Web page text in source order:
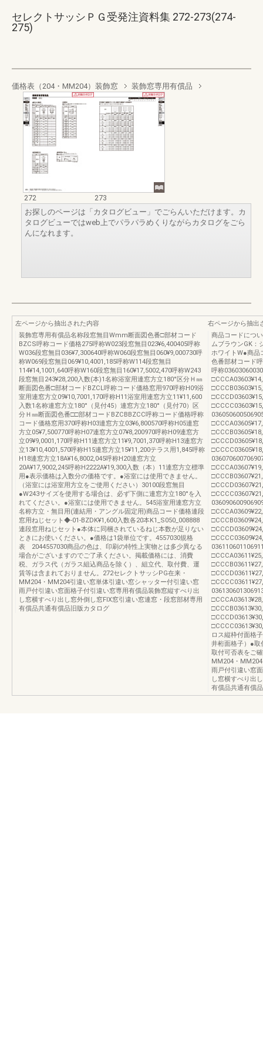
セレクトサッシＰＧ受発注資料集 272-273(274-
275)
価格表（204・MM204）装飾窓 装飾窓専用有償品
272
273
お探しのページは「カタログビュー」でごらんいただけます。カ
タログビューではweb上でパラパラめくりながらカタログをごら
んになれます。
左ページから抽出された内容
装飾窓専用有償品名称段窓無目Wmm断面図色番□部材コード
BZCS呼称コード価格275呼称W023段窓無目023¥6,400405呼称
W036段窓無目036¥7,300640呼称W060段窓無目060¥9,000730呼
称W069段窓無目069¥10,4001,185呼称W114段窓無目
114¥14,1001,640呼称W160段窓無目160¥17,5002,470呼称W243
段窓無目243¥28,200入数(本)1名称浴室用連窓方立180°区分Ｈ㎜
断面図色番□部材コードBZCL呼称コード価格窓用970呼称H09浴
室用連窓方立09¥10,7001,170呼称H11浴室用連窓方立11¥11,600
入数1名称連窓方立180°（見付45）連窓方立180°（見付70）区
分Ｈ㎜断面図色番□□部材コードBZCBBZCC呼称コード価格呼称
コード価格窓用370呼称H03連窓方立03¥6,800570呼称H05連窓
方立05¥7,500770呼称H07連窓方立07¥8,200970呼称H09連窓方
立09¥9,0001,170呼称H11連窓方立11¥9,7001,370呼称H13連窓方
立13¥10,4001,570呼称H15連窓方立15¥11,200テラス用1,845呼称
H18連窓方立18A¥16,8002,045呼称H20連窓方立
20A¥17,9002,245呼称H2222A¥19,300入数（本）11連窓方立標準
用●表示価格は入数分の価格です。●浴室には使用できません。
（浴室には浴室用方立をご使用ください）30100段窓無目
●W243サイズを使用する場合は、必ず下側に連窓方立180°を入
れてください。●浴室には使用できません。545浴室用連窓方立
名称方立・無目用(連結用・アングル固定用)商品コード価格連段
窓用ねじセット◆-01-BZDK¥1,600入数各20本K1_S050_008888
連段窓用ねじセット●本体に同梱されているねじ本数が足りない
ときにお使いください。●価格は1袋単位です。4557030規格
表 2044557030商品の色は、印刷の特性上実物とは多少異なる
場合がございますのでご了承ください。掲載価格には、消費
税、ガラス代（ガラス組込商品を除く）、組立代、取付費、運
賃等は含まれておりません。272セレクトサッシPG在来・
MM204・MM204引違い窓単体引違い窓シャッター付引違い窓
雨戸付引違い窓面格子付引違い窓専用有償品装飾窓縦すべり出
し窓横すべり出し窓外倒し窓FIX窓引違い窓連窓・段窓部材専用
有償品共通有償品旧版カタログ
右ページから抽出
商品コードにつ
ムブラウンGK：
ホワイトW●商品
色番部材コード
呼称
ロス縦枠付面格
井桁面格子）●取
取付可否表をご
MM204・
雨戸付引違い窓
し窓横すべり出
有償品共通有償